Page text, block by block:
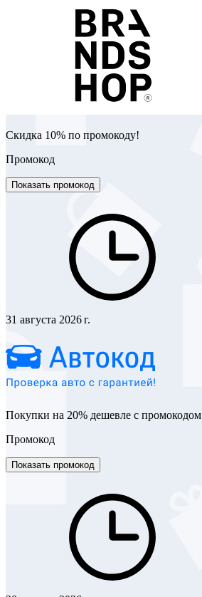
Скидка 10% по промокоду!
Промокод
Показать промокод
31 августа 2026 г.
Покупки на 20% дешевле с промокодом
Промокод
Показать промокод